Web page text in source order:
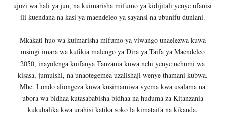
ujuzi wa hali ya juu, na kuimarisha mifumo ya kidijitali yenye ufanisi
ili kuendana na kasi ya maendeleo ya sayansi na ubunifu duniani.
Mkakati huo wa kuimarisha mifumo ya viwango unaelezwa kuwa
msingi imara wa kufikia malengo ya Dira ya Taifa ya Maendeleo
2050, inayolenga kuifanya Tanzania kuwa nchi yenye uchumi wa
kisasa, jumuishi, na unaotegemea uzalishaji wenye thamani kubwa.
Mhe. Londo aliongeza kuwa kusimamiwa vyema kwa usalama na
ubora wa bidhaa kutasababisha bidhaa na huduma za Kitanzania
kukubalika kwa urahisi katika soko la kimataifa na kikanda.